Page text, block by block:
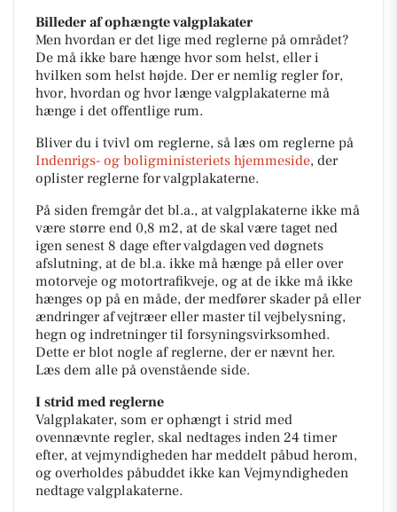
Billeder af ophængte valgplakater
Men hvordan er det lige med reglerne på området?
De må ikke bare hænge hvor som helst, eller i
hvilken som helst højde. Der er nemlig regler for,
hvor, hvordan og hvor længe valgplakaterne må
hænge i det offentlige rum.
Bliver du i tvivl om reglerne, så læs om reglerne på
Indenrigs- og boligministeriets hjemmeside, der
oplister reglerne for valgplakaterne.
På siden fremgår det bl.a., at valgplakaterne ikke må
være større end 0,8 m2, at de skal være taget ned
igen senest 8 dage efter valgdagen ved døgnets
afslutning, at de bl.a. ikke må hænge på eller over
motorveje og motortrafikveje, og at de ikke må ikke
hænges op på en måde, der medfører skader på eller
ændringer af vejtræer eller master til vejbelysning,
hegn og indretninger til forsyningsvirksomhed.
Dette er blot nogle af reglerne, der er nævnt her.
Læs dem alle på ovenstående side.
I strid med reglerne
Valgplakater, som er ophængt i strid med
ovennævnte regler, skal nedtages inden 24 timer
efter, at vejmyndigheden har meddelt påbud herom,
og overholdes påbuddet ikke kan Vejmyndigheden
nedtage valgplakaterne.